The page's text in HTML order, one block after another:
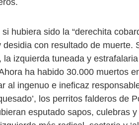
hubiera sido la “derechita
con resultado de muerte.
izquierda tuneada y
ha habido 30.000 muertos
al ingenuo e ineficaz
los perritos falderos de
esputado sapos, culebras